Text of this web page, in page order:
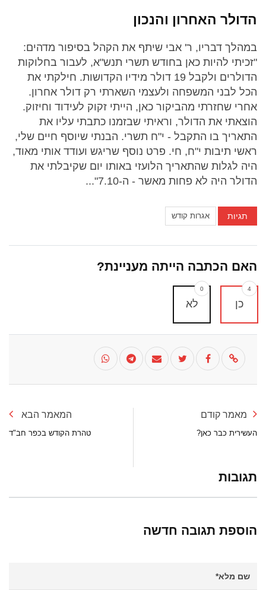
הדולר האחרון והנכון
במהלך דבריו, ר' אבי שיתף את הקהל בסיפור מדהים:
"זכיתי להיות כאן בחודש תשרי תנש"א, לעבור בחלוקות
הדולרים ולקבל 19 דולר מידיו הקדושות. חילקתי את
הכל לבני המשפחה ולעצמי השארתי רק דולר אחרון.
אחרי שחזרתי מהביקור כאן, הייתי זקוק לעידוד וחיזוק.
הוצאתי את הדולר, וראיתי שבזמנו כתבתי עליו את
התאריך בו התקבל - י"ח תשרי. הבנתי שיוסף חיים שלי,
ראשי תיבות י"ח, חי. פרט נוסף שריגש ועודד אותי מאוד,
היה לגלות שהתאריך הלועזי באותו יום שקיבלתי את
הדולר היה לא פחות מאשר - ה-7.10"...
תגיות אגרות קודש
האם הכתבה הייתה מעניינת?
כן
4
לא
0
מאמר קודם
העשירית כבר כאן?
המאמר הבא
טהרת הקודש בכפר חב"ד
תגובות
הוספת תגובה חדשה